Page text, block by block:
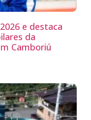
e destaca
da
Camboriú